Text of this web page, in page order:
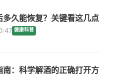
多久能恢复？关键看这几点
健康科普
南：科学解酒的正确打开方